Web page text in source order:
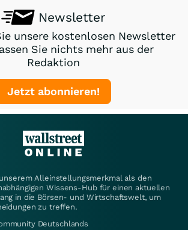
Newsletter
unsere kostenlosen Newsletter
Sie nichts mehr aus der
Redaktion
Jetzt abonnieren!
Alleinstellungsmerkmal als den
Wissens-Hub für einen aktuellen
in die Börsen- und Wirtschaftswelt, um
zu treffen.
Deutschlands